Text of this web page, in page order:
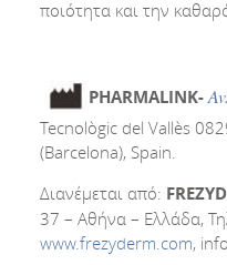
ποιότητα και την
PHARMALINK-
Tecnològic del Vallès
(Barcelona), Spain.
Διανέμεται από:
37 – Αθήνα – Ελλάδα,
www.frezyderm.com,